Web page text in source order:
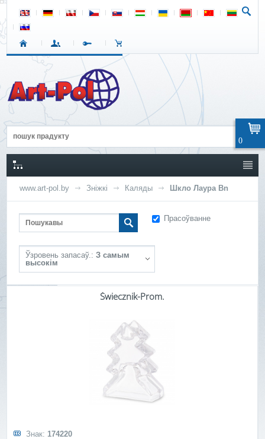
www.art-pol.by Зніжкі Каляды Шкло Лаура Bn
Прасоўванне
Ўзровень запасаў.: З самым
высокім
Świecznik-Prom.
Знак: 174220
0